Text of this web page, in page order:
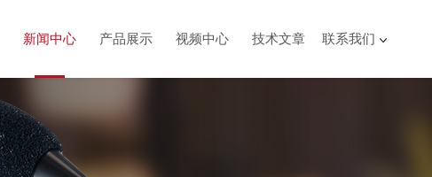
新闻中心 产品展示 视频中心 技术文章 联系我们